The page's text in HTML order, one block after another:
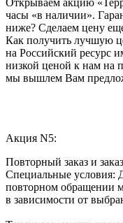
часы «в наличии».
ниже? Сделаем цену
Как получить лучшую
на Российский ресурс
низкой ценой к нам на
мы вышлем Вам
Акция N5:
Повторный заказ и
Специальные условия:
повторном обращении
в зависимости от